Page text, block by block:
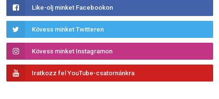
Like-olj minket Facebookon
Kövess minket Twitteren
Kövess minket Instagramon
Iratkozz fel YouTube-csatornánkra